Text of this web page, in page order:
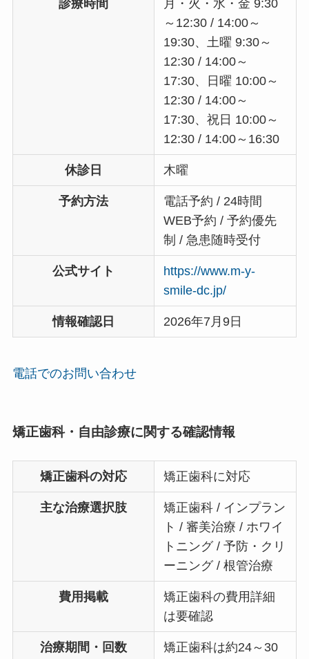
診療時間
月・火・水・金 9:30
～12:30 / 14:00～
19:30、土曜 9:30～
12:30 / 14:00～
17:30、日曜 10:00～
12:30 / 14:00～
17:30、祝日 10:00～
12:30 / 14:00～16:30
休診日 木曜
予約方法
電話予約 / 24時間
WEB予約 / 予約優先
制 / 急患随時受付
公式サイト
https://www.m-y-
smile-dc.jp/
情報確認日 2026年7月9日
電話でのお問い合わせ
矯正歯科・自由診療に関する確認情報
矯正歯科の対応 矯正歯科に対応
主な治療選択肢
矯正歯科 / インプラン
ト / 審美治療 / ホワイ
トニング / 予防・クリ
ーニング / 根管治療
費用掲載
矯正歯科の費用詳細
は要確認
治療期間・回数
矯正歯科は約24～30